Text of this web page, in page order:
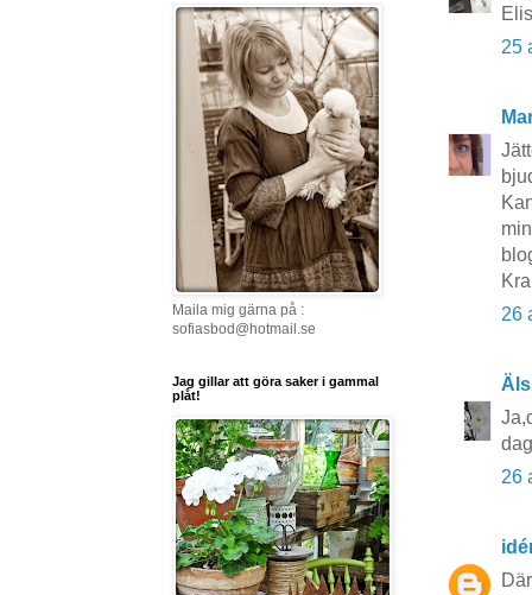
25
26
26
Maila mig gärna på :
sofiasbod@hotmail.se
Jag gillar att göra saker i gammal
plåt!